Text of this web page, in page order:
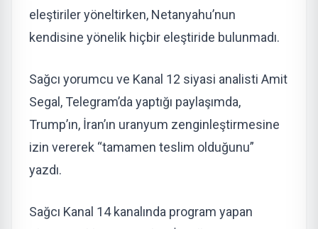
eleştiriler yöneltirken, Netanyahu’nun
kendisine yönelik hiçbir eleştiride bulunmadı.
Sağcı yorumcu ve Kanal 12 siyasi analisti Amit
Segal, Telegram’da yaptığı paylaşımda,
Trump’ın, İran’ın uranyum zenginleştirmesine
izin vererek “tamamen teslim olduğunu”
yazdı.
Sağcı Kanal 14 kanalında program yapan